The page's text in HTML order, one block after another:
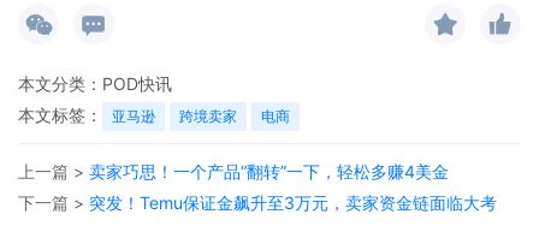
最近，国家税务总局接连甩出 国务院810号令和
税总
了强烈的震感。很多人还在云里雾里，觉得“离我们很
远”、“只是针对国内电商吧？”。
作为在行业里摸爬滚打了十多年的老兵，必须告诉大
家一个残酷的真相：
本文分类： POD快讯
本文标签：
亚马逊 跨境卖家 电商
上一篇 > 卖家巧思！一个产品“翻转”一下，轻松多赚4美金
下一篇 > 突发！Temu保证金飙升至3万元，卖家资金链面临大考